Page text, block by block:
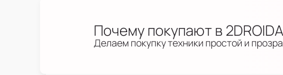
Почему покупают в
Делаем покупку техники простой и